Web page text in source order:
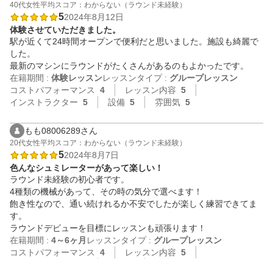
40代女性平均スコア：わからない（ラウンド未経験）
52024年8月12日
体験させていただきました。
駅が近くて24時間オープンで便利だと思いました。施設も綺麗で
した。
最新のマシンにラウンドがたくさんがあるのもよかったです。
在籍期間 : 体験レッスンレッスンタイプ : グループレッスン
コストパフォーマンス
4 レッスン内容 5
インストラクター 5 設備 5 雰囲気 5
もも08006289さん
20代女性平均スコア：わからない（ラウンド未経験）
52024年8月7日
色んなシュミレーターがあって楽しい！
ラウンド未経験の初心者です。
4種類の機械があって、その時の気分で選べます！
飽き性なので、通い続けれるか不安でしたが楽しく練習できてま
す。
ラウンドデビューを目標にレッスンも頑張ります！
在籍期間 : 4～6ヶ月 レッスンタイプ : グループレッスン
コストパフォーマンス
4 レッスン内容 5